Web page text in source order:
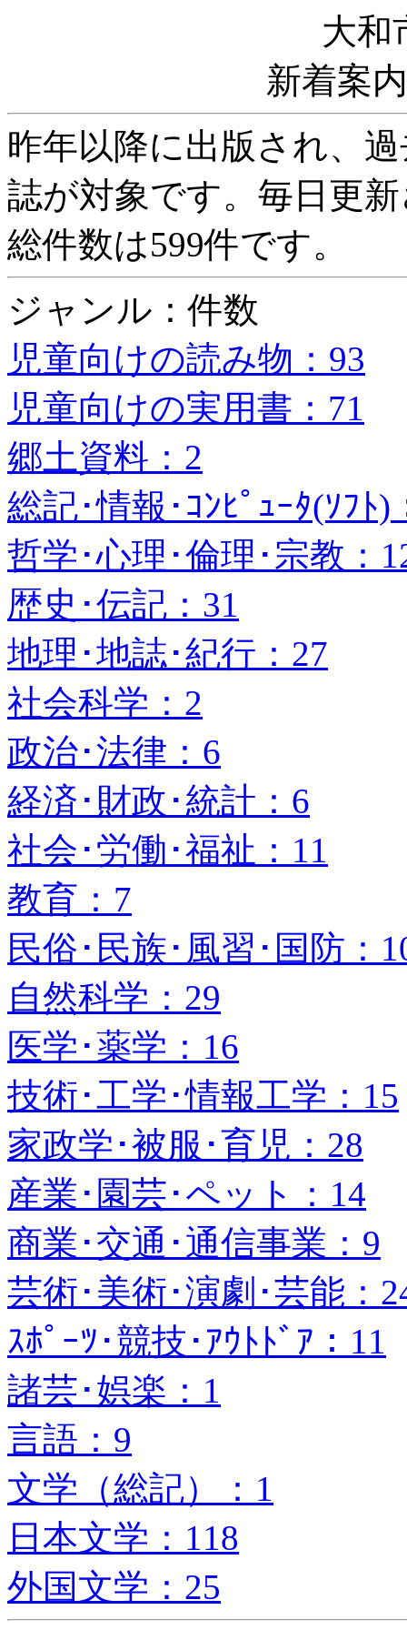
大和
新着案
昨年以降に出版され、
誌が対象です。毎日更
総件数は599件です。
ジャンル：件数
児童向けの読み物：93
児童向けの実用書：71
郷土資料：2
総記･情報･ｺﾝﾋﾟｭｰﾀ(ｿﾌﾄ)
哲学･心理･倫理･宗教：
歴史･伝記：31
地理･地誌･紀行：27
社会科学：2
政治･法律：6
経済･財政･統計：6
社会･労働･福祉：11
教育：7
民俗･民族･風習･国防：
自然科学：29
医学･薬学：16
技術･工学･情報工学：15
家政学･被服･育児：28
産業･園芸･ペット：14
商業･交通･通信事業：9
芸術･美術･演劇･芸能：
ｽﾎﾟｰﾂ･競技･ｱｳﾄﾄﾞｱ：11
諸芸･娯楽：1
言語：9
文学（総記）：1
日本文学：118
外国文学：25